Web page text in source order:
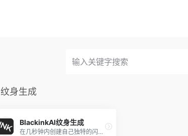
纹身生成
BlackinkAl纹身生成
在几秒钟内创建自己独特的闪光纹身。使用Blacklnk的Al在几秒钟内生成定制的独特纹身,旨在为您创建类似纹身的设计